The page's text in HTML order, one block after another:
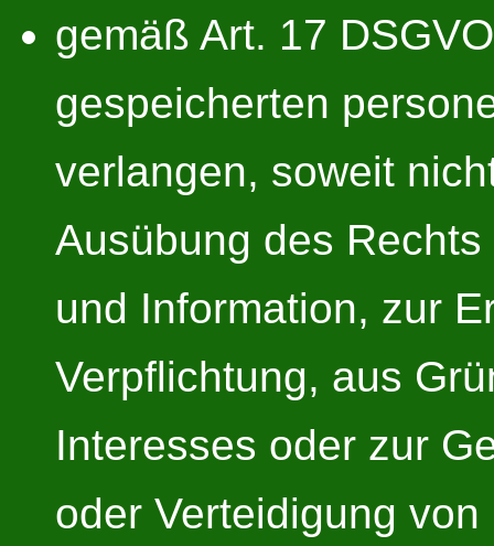
gemäß Art. 17
gespeicherten
verlangen, soweit
Ausübung des
und Information, zur
Verpflichtung, aus
Interesses oder zur
oder Verteidigung